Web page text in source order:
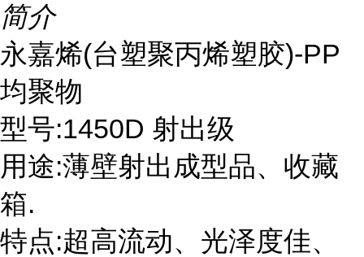
简介
永嘉烯(台塑聚丙烯塑胶)-PP
均聚物
型号:1450D 射出级
用途:薄壁射出成型品、收藏
箱.
特点:超高流动、光泽度佳、